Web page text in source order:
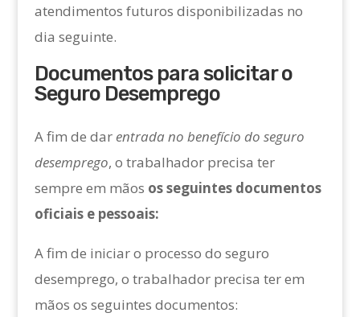
atendimentos futuros disponibilizadas no
dia seguinte.
Documentos para solicitar o
Seguro Desemprego
A fim de dar entrada no benefício do seguro
desemprego, o trabalhador precisa ter
sempre em mãos os seguintes documentos
oficiais e pessoais:
A fim de iniciar o processo do seguro
desemprego, o trabalhador precisa ter em
mãos os seguintes documentos: